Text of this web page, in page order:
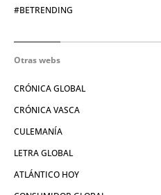
#BETRENDING
Otras webs
CRÓNICA GLOBAL
CRÓNICA VASCA
CULEMANÍA
LETRA GLOBAL
ATLÁNTICO HOY